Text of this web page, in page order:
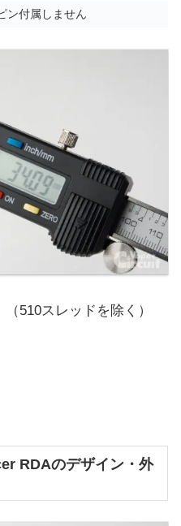
ン付属しません
510スレッドを除く）
RDAのデザイン・外